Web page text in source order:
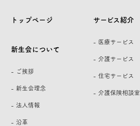
トップページ
新生会について
- ご挨拶
- 新生会理念
- 法人情報
- 沿革
サービス紹介
- 医療サービス
- 介護サービス
- 住宅サービス
- 介護保険相談室